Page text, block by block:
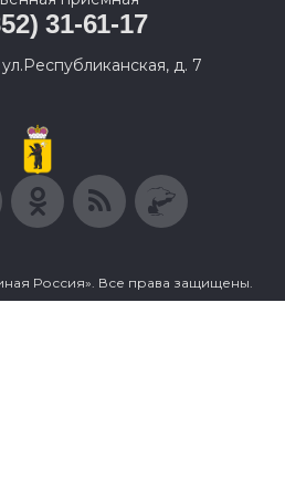
31-61-17
ул.Республиканская, д. 7
Россия». Все права защищены.